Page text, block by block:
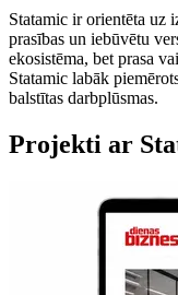
Statamic ir orientēta uz
prasības un iebūvētu
ekosistēma, bet prasa
Statamic labāk
balstītas darbplūsmas.
Projekti ar